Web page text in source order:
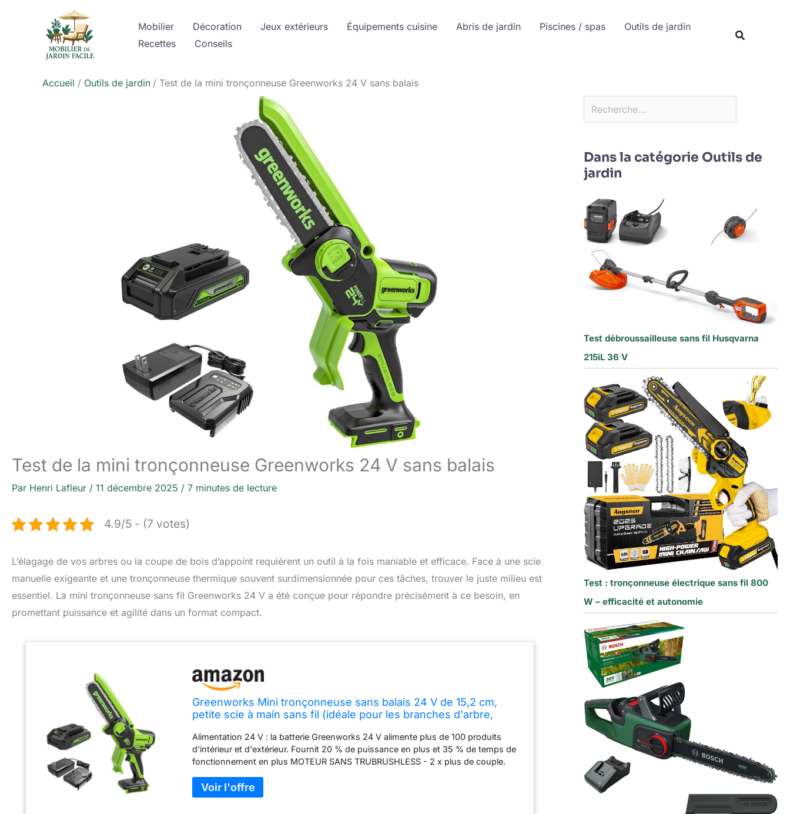
Mobilier Décoration Jeux extérieurs Équipements cuisine Abris de jardin Piscines / spas
Outils de jardin
Recettes
Conseils
Accueil Outils de jardin Test de la mini tronçonneuse Greenworks 24 V sans balais
Test de la mini tronçonneuse Greenworks 24 V sans balais
Par Henri Lafleur / 11 décembre 2025 / 7 minutes de lecture
4.9/5 - (7 votes)
L’élagage de vos arbres ou la coupe de bois d’appoint requièrent un outil à la fois maniable et efficace. Face à une scie
manuelle exigeante et une tronçonneuse thermique souvent surdimensionnée pour ces tâches, trouver le juste milieu est
essentiel. La mini tronçonneuse sans fil Greenworks 24 V a été conçue pour répondre précisément à ce besoin, en
promettant puissance et agilité dans un format compact.
Greenworks Mini tronçonneuse sans balais 24 V de 15,2 cm,
petite scie à main sans fil (idéale pour les branches d'arbre,
Alimentation 24 V : la batterie Greenworks 24 V alimente plus de 100 produits
d'intérieur et d'extérieur. Fournit 20 % de puissance en plus et 35 % de temps de
fonctionnement en plus MOTEUR SANS TRUBRUSHLESS - 2 x plus de couple.
fonctionnement silencieux et une durée de vie prolongée du moteur Barre et
chaîne de 15,2 cm – Parfait pour les propriétaires qui veulent couper de petits
Dans la catégorie Outils de
jardin
Test débroussailleuse sans fil Husqvarna
215iL 36 V
Test : tronçonneuse électrique sans fil 800
W – efficacité et autonomie